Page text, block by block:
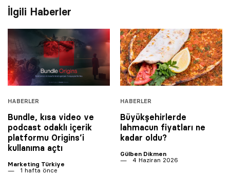
İlgili Haberler
HABERLER
Bundle, kısa video ve
podcast odaklı içerik
platformu Origins’i
kullanıma açtı
Marketing Türkiye
1 hafta önce
HABERLER
Büyükşehirlerde
lahmacun fiyatları ne
kadar oldu?
Gülben Dikmen
4 Haziran 2026